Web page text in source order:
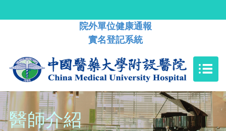
院外單位健康通報
實名登記系統
醫師介紹